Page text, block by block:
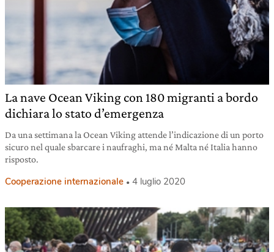
La nave Ocean Viking con 180 migranti a bordo
dichiara lo stato d’emergenza
Da una settimana la Ocean Viking attende l’indicazione di un porto
sicuro nel quale sbarcare i naufraghi, ma né Malta né Italia hanno
risposto.
Cooperazione internazionale 4 luglio 2020